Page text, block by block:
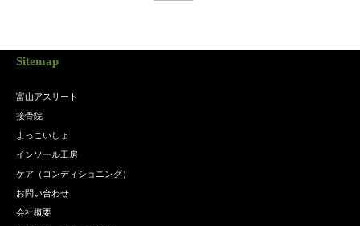
Sitemap
富山アスリート
接骨院
よっこいしょ
インソール工房
ケア（コンディショニング）
お問い合わせ
会社概要